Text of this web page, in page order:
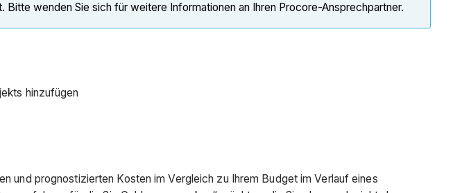
Bitte wenden Sie sich für weitere Informationen an Ihren Procore-Ansprechpartner.
hinzufügen
und prognostizierten Kosten im Vergleich zu Ihrem Budget im Verlauf eines